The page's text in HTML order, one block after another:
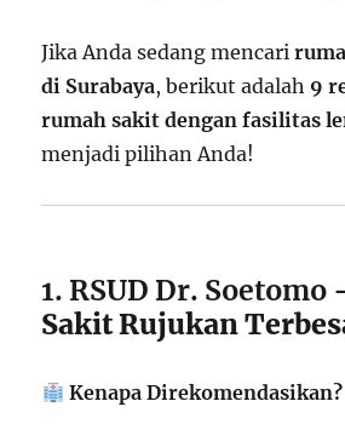
Jika Anda sedang mencari
di Surabaya, berikut adalah 9
rumah sakit dengan fasilitas
menjadi pilihan Anda!
1. RSUD Dr. Soetomo
Sakit Rujukan
Kenapa Direkomendasikan?